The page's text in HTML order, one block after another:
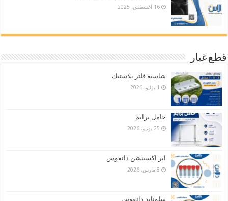
16 أغسطس، 2025
قطع غيار
شاسيه فلتر بلاستيك
1 يوليو، 2026
حامل برايم
25 يونيو، 2026
ابر اكسبنشن دانفوس
8 مارس، 2026
سلونايد دانفوس